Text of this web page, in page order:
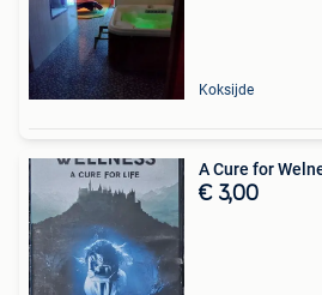
Koksijde
A Cure for
€ 3,00